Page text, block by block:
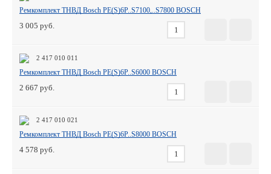
Ремкомплект ТНВД Bosch PE(S)6P..S7100,..S7800 BOSCH
3 005
2 417 010 011
Ремкомплект ТНВД Bosch PE(S)6P..S6000 BOSCH
2 667
2 417 010 021
Ремкомплект ТНВД Bosch PE(S)6P..S8000 BOSCH
4 578